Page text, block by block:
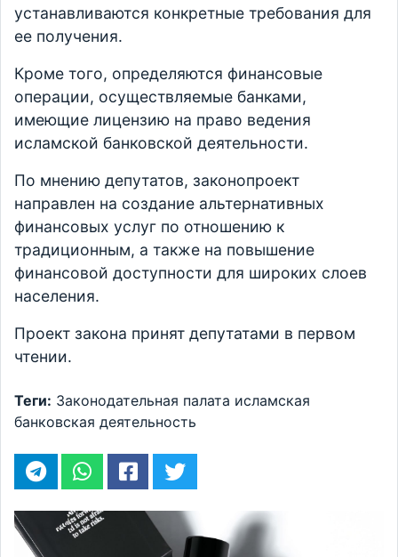
устанавливаются конкретные требования для
ее получения.
Кроме того, определяются финансовые
операции, осуществляемые банками,
имеющие лицензию на право ведения
исламской банковской деятельности.
По мнению депутатов, законопроект
направлен на создание альтернативных
финансовых услуг по отношению к
традиционным, а также на повышение
финансовой доступности для широких слоев
населения.
Проект закона принят депутатами в первом
чтении.
Теги: Законодательная палата исламская
банковская деятельность